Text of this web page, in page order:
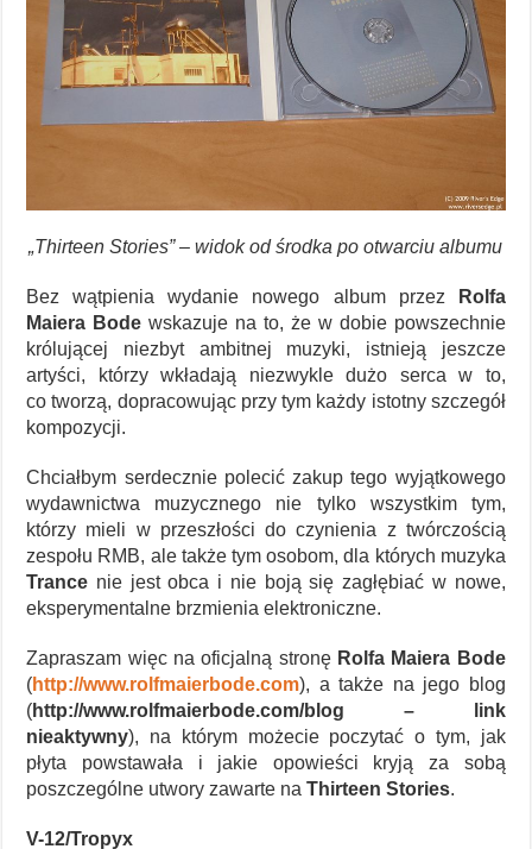
„Thirteen Stories” – widok od środka po otwarciu albumu
Bez wątpienia wydanie nowego album przez
Rolfa
Maiera Bode wskazuje na to, że w dobie powszechnie
królującej niezbyt ambitnej muzyki, istnieją jeszcze
artyści, którzy wkładają niezwykle dużo serca w to,
co tworzą, dopracowując przy tym każdy istotny szczegół
kompozycji.
Chciałbym serdecznie polecić zakup tego wyjątkowego
wydawnictwa muzycznego nie tylko wszystkim tym,
którzy mieli w przeszłości do czynienia z twórczością
zespołu RMB, ale także tym osobom, dla których muzyka
Trance nie jest obca i nie boją się zagłębiać w nowe,
eksperymentalne brzmienia elektroniczne.
Zapraszam więc na oficjalną stronę Rolfa Maiera Bode
(http://www.rolfmaierbode.com), a także na jego blog
(http://www.rolfmaierbode.com/blog – link
nieaktywny), na którym możecie poczytać o tym, jak
płyta powstawała i jakie opowieści kryją za sobą
poszczególne utwory zawarte naThirteen Stories.
V-12/Tropyx